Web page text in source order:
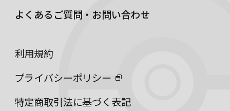
よくあるご質問・お問い合わせ
利用規約
プライバシーポリシー
特定商取引法に基づく表記